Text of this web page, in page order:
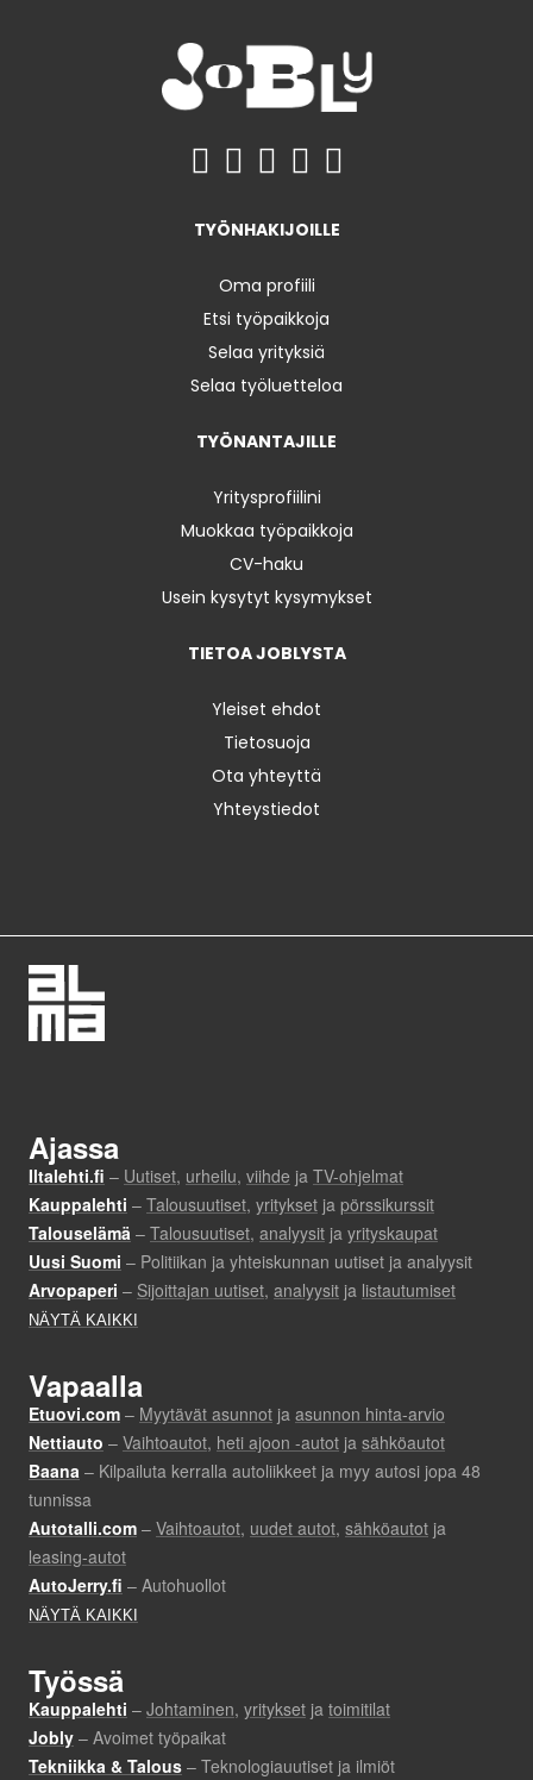
TYÖNHAKIJOILLE
Oma profiili
Etsi työpaikkoja
Selaa yrityksiä
Selaa työluetteloa
TYÖNANTAJILLE
Yritysprofiilini
Muokkaa työpaikkoja
CV-haku
Usein kysytyt kysymykset
TIETOA JOBLYSTA
Yleiset ehdot
Tietosuoja
Ota yhteyttä
Yhteystiedot